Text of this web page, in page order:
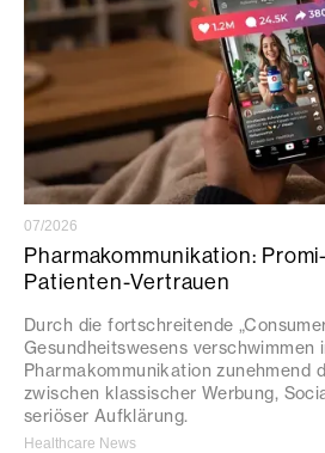
07/2026
Pharmakommunikation:
Patienten-Vertrauen
Durch die fortschreitende
Gesundheitswesens verschwimmen
Pharmakommunikation zunehmend
zwischen klassischer Werbung,
seriöser Aufklärung.
Healthcare News